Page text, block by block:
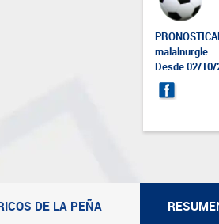
malalnurgle
Desde 02/10/
DE LA PEÑA